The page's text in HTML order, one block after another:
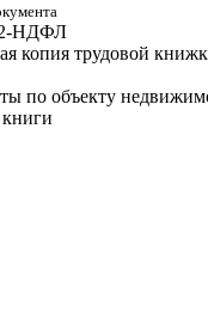
2-НДФЛ
копия трудовой
по объекту